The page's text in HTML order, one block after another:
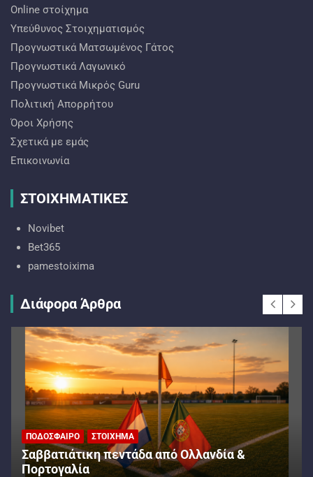
Online στοίχημα
Υπεύθυνος Στοιχηματισμός
Προγνωστικά Ματσωμένος Γάτος
Προγνωστικά Λαγωνικό
Προγνωστικά Mικρός Guru
Πολιτική Απορρήτου
Όροι Χρήσης
Σχετικά με εμάς
Επικοινωνία
ΣΤΟΙΧΗΜΑΤΙΚΕΣ
Novibet
Bet365
pamestoixima
Διάφορα Άρθρα
ΠΟΔΌΣΦΑΙΡΟ ΣΤΟΊΧΗΜΑ
Σαββατιάτικη πεντάδα από Ολλανδία &
Πορτογαλία